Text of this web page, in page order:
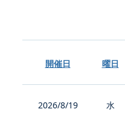
開催日 曜日
2026/8/19 水